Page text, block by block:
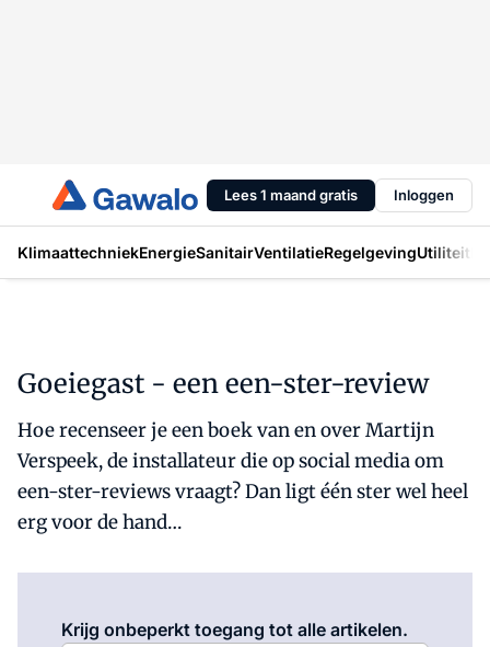
Lees 1 maand gratis Inloggen
KlimaattechniekEnergieSanitairVentilatieRegelgevingUtiliteit
Goeiegast - een een-ster-review
Hoe recenseer je een boek van en over Martijn
Verspeek, de installateur die op social media om
een-ster-reviews vraagt? Dan ligt één ster wel heel
erg voor de hand…
Krijg onbeperkt toegang tot alle artikelen.